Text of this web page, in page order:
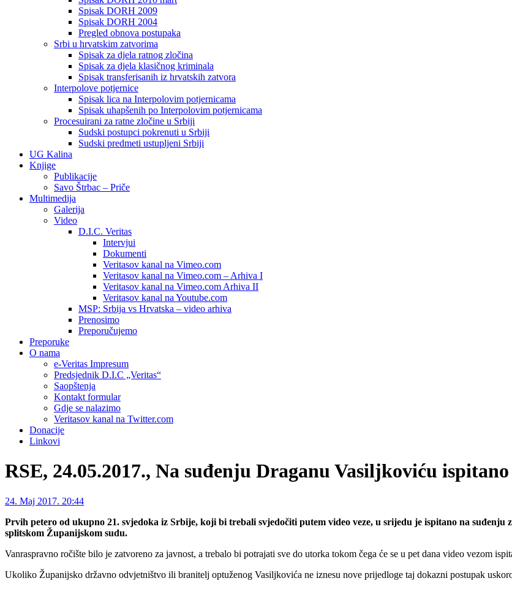
Spisak DORH 2009
Spisak DORH 2004
Pregled obnova postupaka
Srbi u hrvatskim zatvorima
Spisak za djela ratnog zločina
Spisak za djela klasičnog kriminala
Spisak transferisanih iz hrvatskih zatvora
Interpolove potjernice
Spisak lica na Interpolovim potjernicama
Spisak uhapšenih po Interpolovim potjernicama
Procesuirani za ratne zločine u Srbiji
Sudski postupci pokrenuti u Srbiji
Sudski predmeti ustupljeni Srbiji
UG Kalina
Knjige
Publikacije
Savo Štrbac – Priče
Multimedija
Galerija
Video
D.I.C. Veritas
Intervjui
Dokumenti
Veritasov kanal na Vimeo.com
Veritasov kanal na Vimeo.com – Arhiva I
Veritasov kanal na Vimeo.com Arhiva II
Veritasov kanal na Youtube.com
MSP: Srbija vs Hrvatska – video arhiva
Prenosimo
Preporučujemo
Preporuke
O nama
e-Veritas Impresum
Predsjednik D.I.C „Veritas“
Saopštenja
Kontakt formular
Gdje se nalazimo
Veritasov kanal na Twitter.com
Donacije
Linkovi
RSE, 24.05.2017., Na suđenju Draganu Vasiljkoviću
24. Maj 2017. 20:44
Prvih petero od ukupno 21. svjedoka iz Srbije, koji bi trebali svjedočiti putem video veze, u srijedu je ispitano na
splitskom Županijskom sudu.
Vanraspravno ročište bilo je zatvoreno za javnost, a trebalo bi potrajati sve do utorka tokom čega će se u pet dana video vezom
Ukoliko Županijsko državno odvjetništvo ili branitelj optuženog Vasiljkovića ne iznesu nove prijedloge taj dokazni postupak